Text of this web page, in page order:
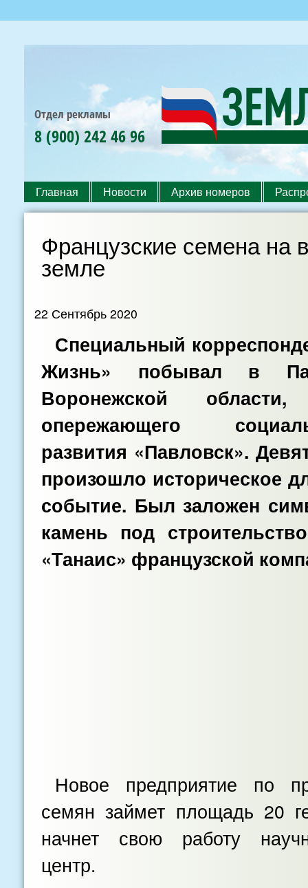
Отдел рекламы
8 (900) 242 46 96
Земля
и
Жизнь
РОССИЙСКАЯ
АГРАРНАЯ
ГАЗЕТА
Главное меню
Главная Новости Архив номеров
Французские семена на
земле
22 Сентябрь 2020
Специальный
Жизнь» побывал в
Воронежской
опережающего
развития «Павловск».
произошло историческое
событие. Был заложен
камень под
«Танаис» французской
Новое предприятие по
семян займет площадь 20
начнет свою работу
центр.